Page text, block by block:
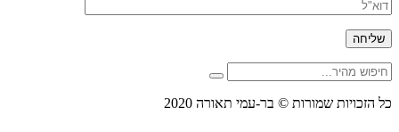
חיפוש
מהיר
חפש
כל הזכויות שמורות © בר-עמי תאורה 2020